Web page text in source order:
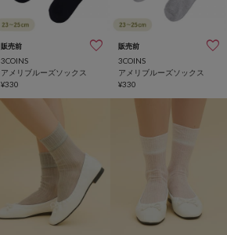
販売前
3COINS
アメリブルーズソックス
¥330
販売前
3COINS
アメリブルーズソックス
¥330